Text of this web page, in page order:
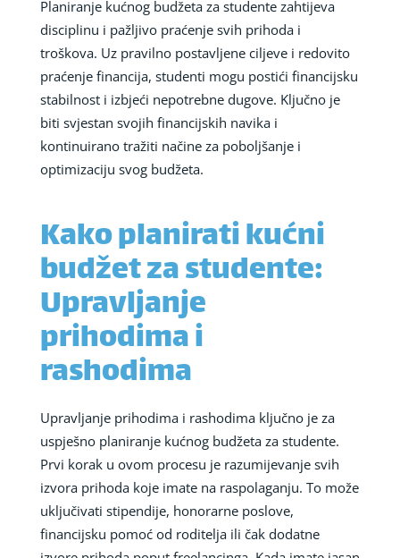
Planiranje kućnog budžeta za studente zahtijeva
disciplinu i pažljivo praćenje svih prihoda i
troškova. Uz pravilno postavljene ciljeve i redovito
praćenje financija, studenti mogu postići financijsku
stabilnost i izbjeći nepotrebne dugove. Ključno je
biti svjestan svojih financijskih navika i
kontinuirano tražiti načine za poboljšanje i
optimizaciju svog budžeta.
Kako planirati kućni
budžet za studente:
Upravljanje
prihodima i
rashodima
Upravljanje prihodima i rashodima ključno je za
uspješno planiranje kućnog budžeta za studente.
Prvi korak u ovom procesu je razumijevanje svih
izvora prihoda koje imate na raspolaganju. To može
uključivati stipendije, honorarne poslove,
financijsku pomoć od roditelja ili čak dodatne